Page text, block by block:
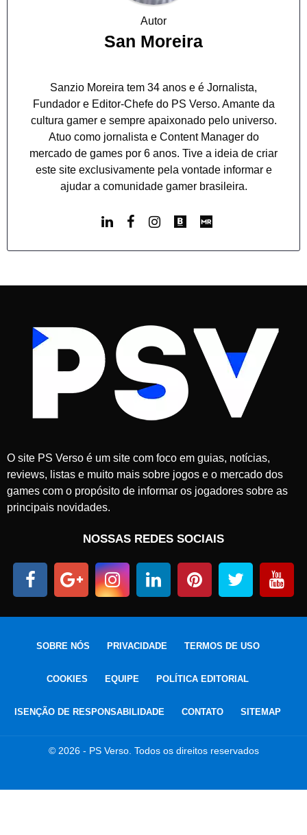
Autor
San Moreira
Sanzio Moreira tem 34 anos e é Jornalista,
Fundador e Editor-Chefe do PS Verso. Amante da
cultura gamer e sempre apaixonado pelo universo.
Atuo como jornalista e Content Manager do
mercado de games por 6 anos. Tive a ideia de criar
este site exclusivamente pela vontade informar e
ajudar a comunidade gamer brasileira.
O site PS Verso é um site com foco em guias, notícias,
reviews, listas e muito mais sobre jogos e o mercado dos
games com o propósito de informar os jogadores sobre as
principais novidades.
NOSSAS REDES SOCIAIS
SOBRE NÓS PRIVACIDADE TERMOS DE USO
COOKIES EQUIPE POLÍTICA EDITORIAL
ISENÇÃO DE RESPONSABILIDADE CONTATO SITEMAP
© 2026 - PS Verso. Todos os direitos reservados